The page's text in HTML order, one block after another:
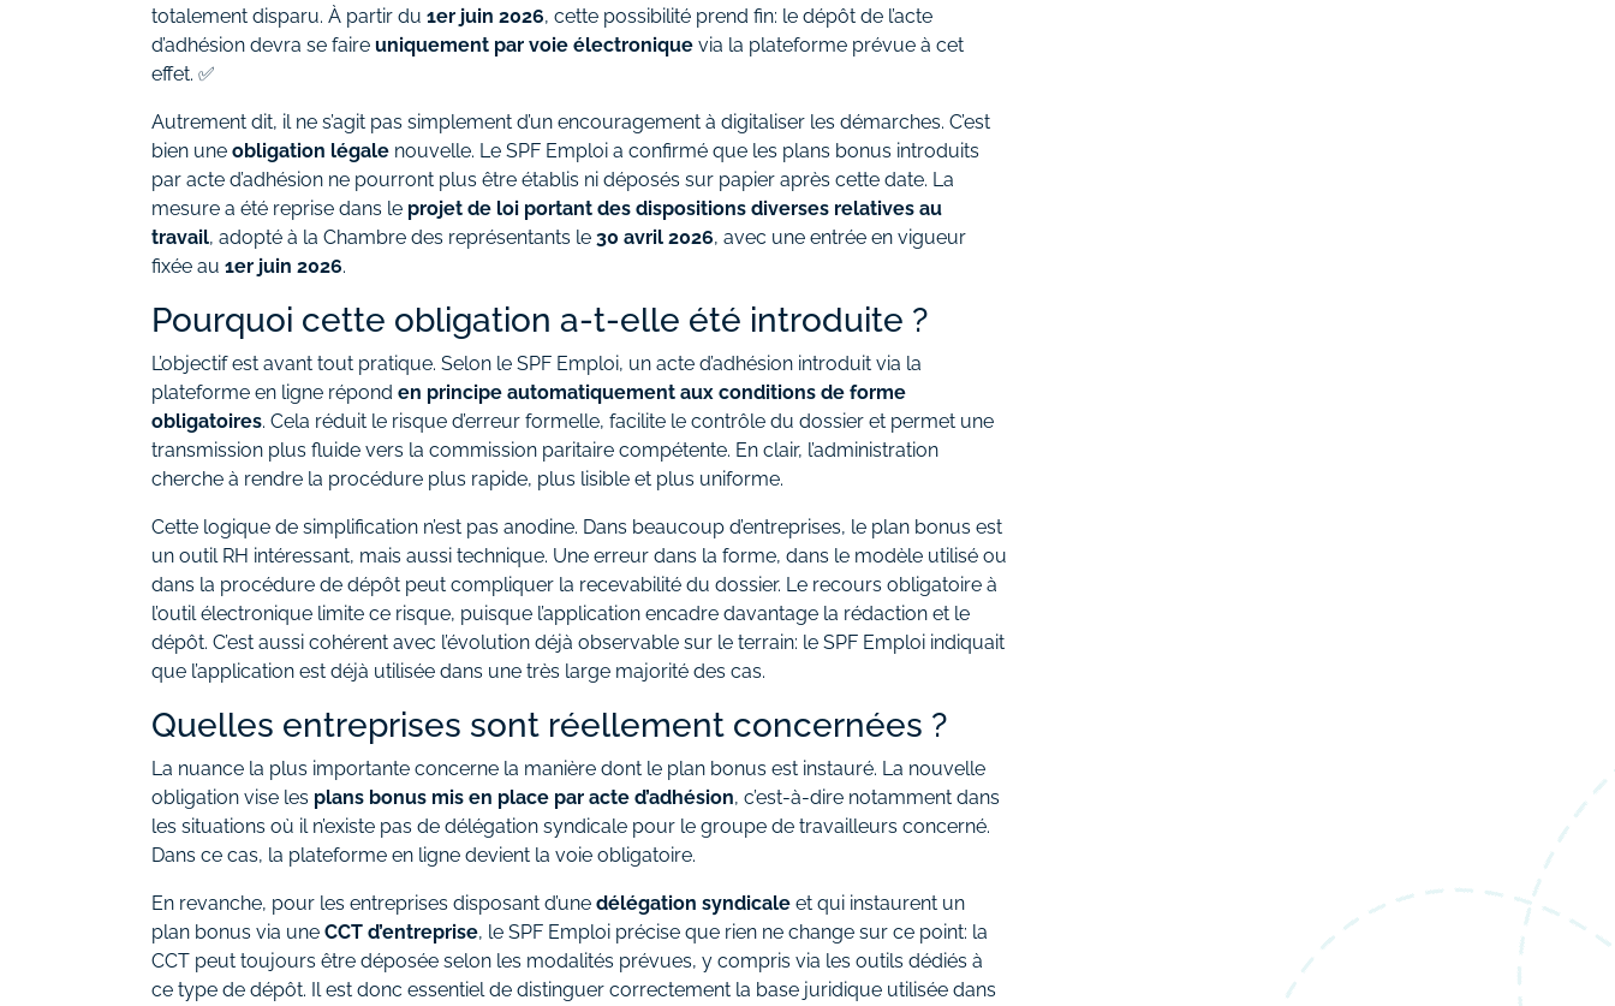
totalement disparu. À partir du 1er juin 2026, cette possibilité prend fin: le dépôt de l’acte
d’adhésion devra se faire uniquement par voie électronique via la plateforme prévue à cet
effet. ✅
Autrement dit, il ne s’agit pas simplement d’un encouragement à digitaliser les démarches. C’est
bien une obligation légale nouvelle. Le SPF Emploi a confirmé que les plans bonus introduits
par acte d’adhésion ne pourront plus être établis ni déposés sur papier après cette date. La
mesure a été reprise dans le projet de loi portant des dispositions diverses relatives au
travail, adopté à la Chambre des représentants le 30 avril 2026, avec une entrée en vigueur
fixée au 1er juin 2026.
Pourquoi cette obligation a-t-elle été introduite ?
L’objectif est avant tout pratique. Selon le SPF Emploi, un acte d’adhésion introduit via la
plateforme en ligne répond en principe automatiquement aux conditions de forme
obligatoires. Cela réduit le risque d’erreur formelle, facilite le contrôle du dossier et permet une
transmission plus fluide vers la commission paritaire compétente. En clair, l’administration
cherche à rendre la procédure plus rapide, plus lisible et plus uniforme.
Cette logique de simplification n’est pas anodine. Dans beaucoup d’entreprises, le plan bonus est
un outil RH intéressant, mais aussi technique. Une erreur dans la forme, dans le modèle utilisé ou
dans la procédure de dépôt peut compliquer la recevabilité du dossier. Le recours obligatoire à
l’outil électronique limite ce risque, puisque l’application encadre davantage la rédaction et le
dépôt. C’est aussi cohérent avec l’évolution déjà observable sur le terrain: le SPF Emploi indiquait
que l’application est déjà utilisée dans une très large majorité des cas.
Quelles entreprises sont réellement concernées ?
La nuance la plus importante concerne la manière dont le plan bonus est instauré. La nouvelle
obligation vise les plans bonus mis en place par acte d’adhésion, c’est-à-dire notamment dans
les situations où il n’existe pas de délégation syndicale pour le groupe de travailleurs concerné.
Dans ce cas, la plateforme en ligne devient la voie obligatoire.
En revanche, pour les entreprises disposant d’une délégation syndicale et qui instaurent un
plan bonus via une CCT d’entreprise, le SPF Emploi précise que rien ne change sur ce point: la
CCT peut toujours être déposée selon les modalités prévues, y compris via les outils dédiés à
ce type de dépôt. Il est donc essentiel de distinguer correctement la base juridique utilisée dans